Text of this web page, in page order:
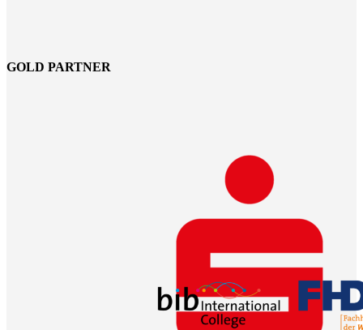
GOLD PARTNER